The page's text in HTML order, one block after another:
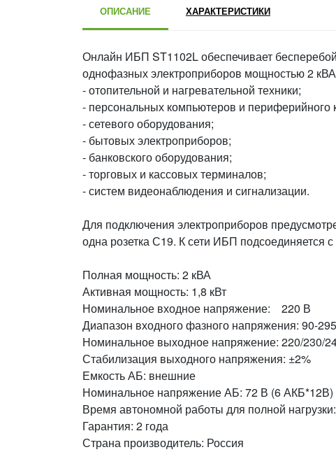
ОПИСАНИЕ ХАРАКТЕРИСТИКИ
Онлайн ИБП ST1102L обеспечивает
однофазных электроприборов мощностью 2
- отопительной и нагревательной техники;
- персональных компьютеров и периферийного
- сетевого оборудования;
- бытовых электроприборов;
- банковского оборудования;
- торговых и кассовых терминалов;
- систем видеонаблюдения и сигнализации.
Для подключения электроприборов
одна розетка С19. К сети ИБП
Полная мощность: 2 кВА
Активная мощность: 1,8 кВт
Номинальное входное напряжение: 220 В
Диапазон входного фазного напряжения: 90-
Номинальное выходное напряжение: 220/230/
Стабилизация выходного напряжения: ±2%
Емкость АБ: внешние
Номинальное напряжение АБ: 72 В (6 АКБ*12В)
Время автономной работы для полной
Гарантия: 2 года
Страна производитель: Россия